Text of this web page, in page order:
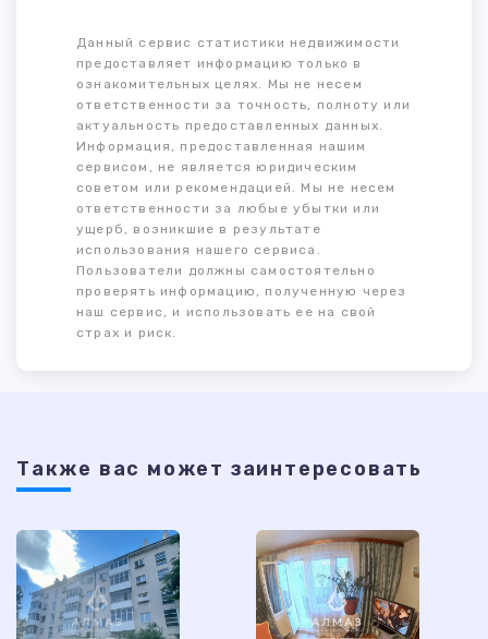
Данный сервис статистики недвижимости
предоставляет информацию только в
ознакомительных целях. Мы не несем
ответственности за точность, полноту или
актуальность предоставленных данных.
Информация, предоставленная нашим
сервисом, не является юридическим
советом или рекомендацией. Мы не несем
ответственности за любые убытки или
ущерб, возникшие в результате
использования нашего сервиса.
Пользователи должны самостоятельно
проверять информацию, полученную через
наш сервис, и использовать ее на свой
страх и риск.
Также ваc может заинтересовать